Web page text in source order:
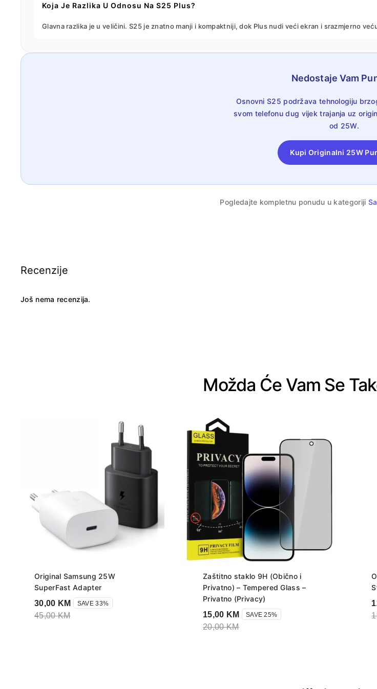
Koja Je Razlika U Odnosu Na S25 Plus?
Glavna razlika je u veličini. S25 je znatno manji i kompaktniji, dok Plus nudi veći ekran i srazmjerno
Nedostaje Vam
Osnovni S25 podržava tehnologiju
svom telefonu dug vijek trajanja uz
od 25W.
Kupi Originalni 25W
Pogledajte kompletnu ponudu u kategoriji
Recenzije
Još nema recenzija.
Možda Će Vam Se
Original Samsung 25W
SuperFast Adapter
30,00 KM
45,00KM
SAVE 33%
Zaštitno staklo 9H (Obično i
Privatno) – Tempered Glass –
Privatno (Privacy)
15,00 KM
20,00KM
SAVE 25%